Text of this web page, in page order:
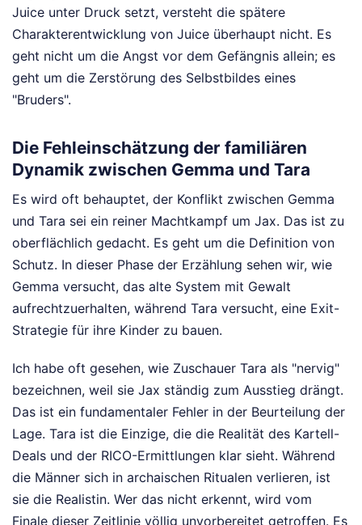
Juice unter Druck setzt, versteht die spätere
Charakterentwicklung von Juice überhaupt nicht. Es
geht nicht um die Angst vor dem Gefängnis allein; es
geht um die Zerstörung des Selbstbildes eines
"Bruders".
Die Fehleinschätzung der familiären
Dynamik zwischen Gemma und Tara
Es wird oft behauptet, der Konflikt zwischen Gemma
und Tara sei ein reiner Machtkampf um Jax. Das ist zu
oberflächlich gedacht. Es geht um die Definition von
Schutz. In dieser Phase der Erzählung sehen wir, wie
Gemma versucht, das alte System mit Gewalt
aufrechtzuerhalten, während Tara versucht, eine Exit-
Strategie für ihre Kinder zu bauen.
Ich habe oft gesehen, wie Zuschauer Tara als "nervig"
bezeichnen, weil sie Jax ständig zum Ausstieg drängt.
Das ist ein fundamentaler Fehler in der Beurteilung der
Lage. Tara ist die Einzige, die die Realität des Kartell-
Deals und der RICO-Ermittlungen klar sieht. Während
die Männer sich in archaischen Ritualen verlieren, ist
sie die Realistin. Wer das nicht erkennt, wird vom
Finale dieser Zeitlinie völlig unvorbereitet getroffen. Es